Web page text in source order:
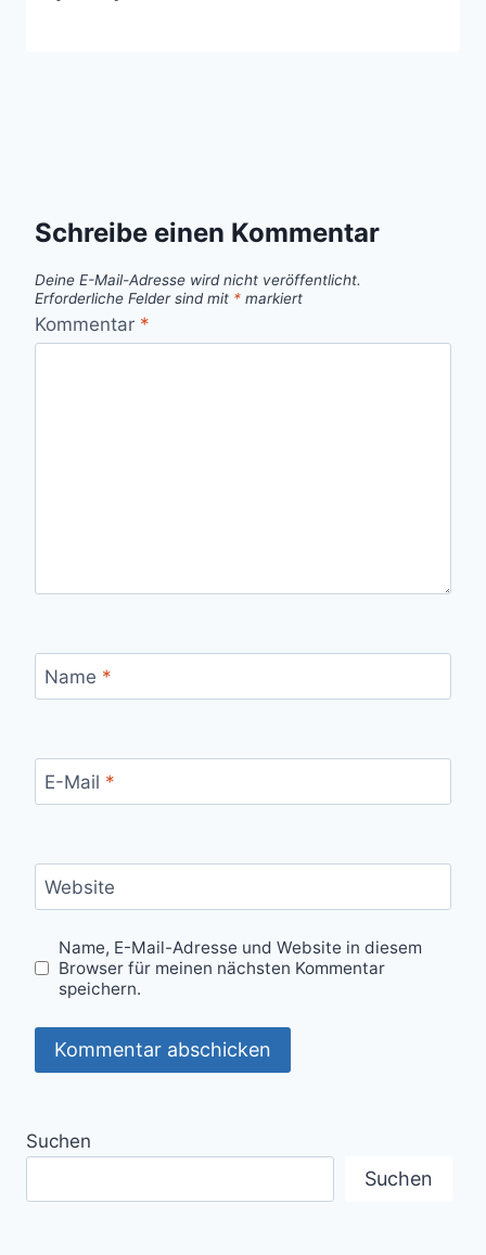
Schreibe einen Kommentar
Deine E-Mail-Adresse wird nicht veröffentlicht.
Erforderliche Felder sind mit * markiert
Kommentar *
Name *
E-Mail *
Website
Name, E-Mail-Adresse und Website in diesem
Browser für meinen nächsten Kommentar
speichern.
Suchen
Suchen